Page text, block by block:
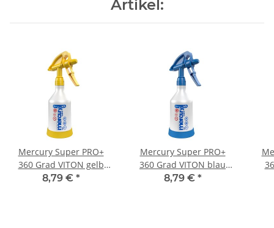
Artikel:
Mercury Super PRO+
360 Grad VITON gelb
Sprühflasche 0,5 Liter
8,79 € *
Mercury Super PRO+
360 Grad VITON blau
Sprühflasche 0,5 Liter
8,79 € *